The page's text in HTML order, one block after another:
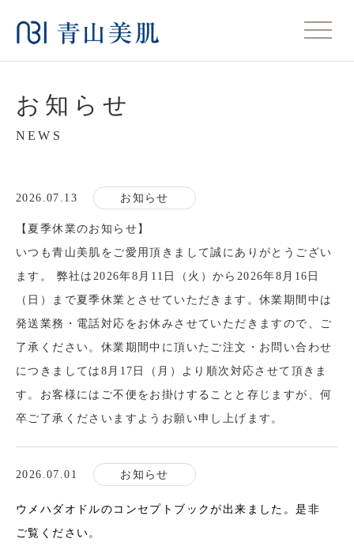
お知らせ
NEWS
2026.07.13 お知らせ
【夏季休業のお知らせ】
いつも青山美肌をご愛用頂きまして誠にありがとうござい
ます。 弊社は2026年8月11日（火）から2026年8月16日
（日）まで夏季休業とさせていただきます。休業期間中は
発送業務・電話対応をお休みさせていただきますので、ご
了承ください。休業期間中に頂いたご注文・お問い合わせ
につきましては8月17日（月）より順次対応させて頂きま
す。お客様にはご不便をお掛けすることと存じますが、何
卒ご了承くださいますようお願い申し上げます。
2026.07.01 お知らせ
ウメハダオドルのコンセプトブックが出来ました。是非
ご覧ください。